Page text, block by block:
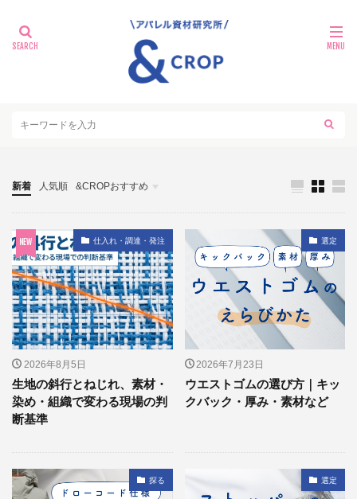
新着 人気順 &CROPおすすめ
探る
仕入れ・調達・発注
2026年8月5日
生地の斜行とねじれ、素材・
染め・組織で変わる現場の判
断基準
選定
2026年7月23日
ウエストゴムの選び方｜キッ
クバック・厚み・素材など
探る 選定